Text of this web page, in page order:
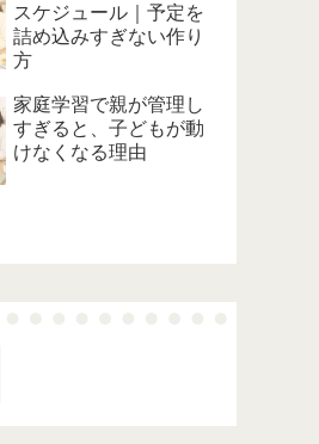
スケジュール｜予定を
詰め込みすぎない作り
方
家庭学習で親が管理し
すぎると、子どもが動
けなくなる理由